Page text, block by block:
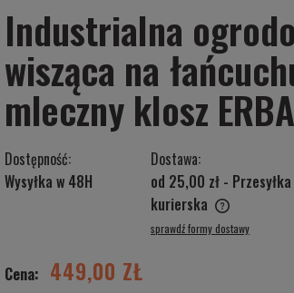
Industrialna
wisząca na
mleczny klosz
Dostępność:
Wysyłka w 48H
Dostawa:
od 25,00 zł - Przesyłka
kurierska
sprawdź formy dostawy
Cena: 449,00 ZŁ